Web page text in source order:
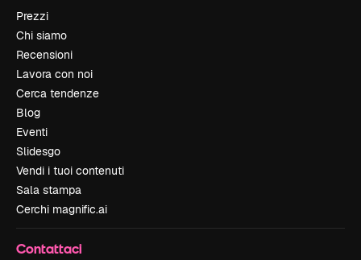
Prezzi
Chi siamo
Recensioni
Lavora con noi
Cerca tendenze
Blog
Eventi
Slidesgo
Vendi i tuoi contenuti
Sala stampa
Cerchi magnific.ai
Contattaci